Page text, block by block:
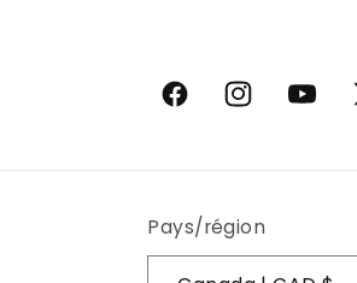
FacebookInstagram
Pays/région